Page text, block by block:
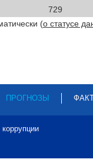
729
(о статусе
ПРОГНОЗЫ